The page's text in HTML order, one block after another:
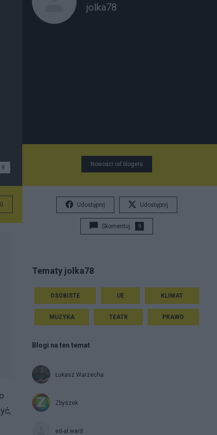
9
jolka78
Nowości od blogera
Udostępnij Udostępnij
Skomentuj 9
Tematy jolka78
OSOBISTE UE KLIMAT
MUZYKA TEATR PRAWO
Blogi na ten temat
Łukasz Warzecha
Zbyszek
ed-al.ward